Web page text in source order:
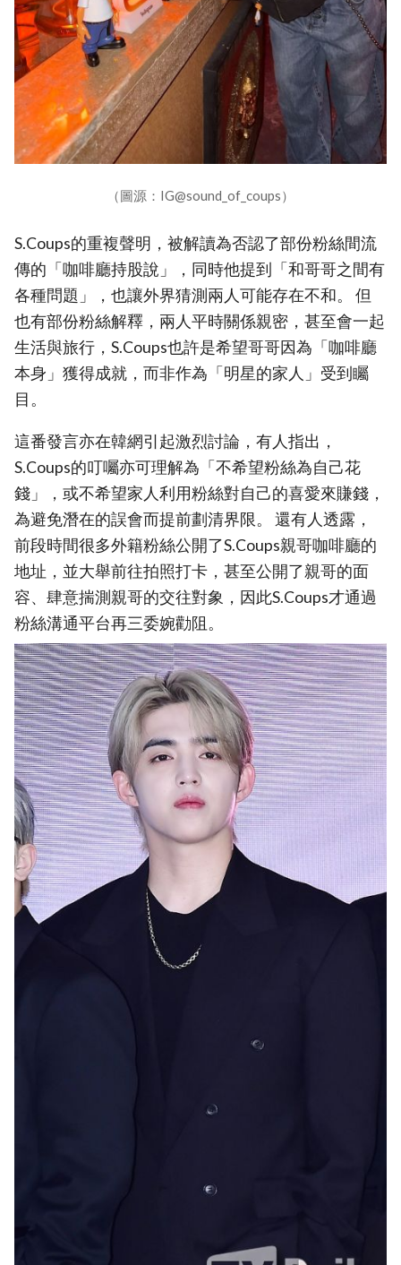
（圖源：IG@sound_of_coups）
S.Coups的重複聲明，被解讀為否認了部份粉絲間流
傳的「咖啡廳持股說」，同時他提到「和哥哥之間有
各種問題」，也讓外界猜測兩人可能存在不和。 但
也有部份粉絲解釋，兩人平時關係親密，甚至會一起
生活與旅行，S.Coups也許是希望哥哥因為「咖啡廳
本身」獲得成就，而非作為「明星的家人」受到矚
目。
這番發言亦在韓網引起激烈討論，有人指出，
S.Coups的叮囑亦可理解為「不希望粉絲為自己花
錢」，或不希望家人利用粉絲對自己的喜愛來賺錢，
為避免潛在的誤會而提前劃清界限。 還有人透露，
前段時間很多外籍粉絲公開了S.Coups親哥咖啡廳的
地址，並大舉前往拍照打卡，甚至公開了親哥的面
容、肆意揣測親哥的交往對象，因此S.Coups才通過
粉絲溝通平台再三委婉勸阻。